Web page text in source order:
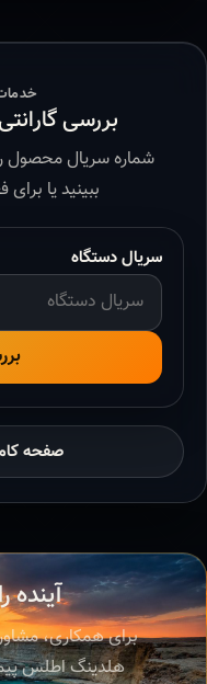
بررسی
شماره سریال محصول
ببینید یا
سریال دستگاه
صفحه
آینده
برای همکاری،
هلدینگ اطلس